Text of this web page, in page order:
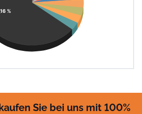
%
Sie bei uns mit 100%